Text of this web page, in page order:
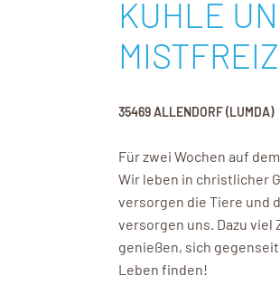
KUHLE
35469 ALLENDORF (LUMDA)
Für zwei Wochen auf
Wir leben in christlicher
versorgen die Tiere und
versorgen uns. Dazu viel
genießen, sich
Leben finden!